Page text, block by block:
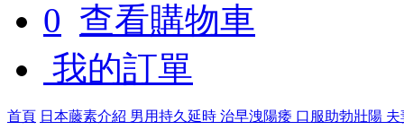
0 查看購物車
我的訂單
首頁 日本藤素介紹 男用持久延時 治早洩陽痿 口服助勃壯陽